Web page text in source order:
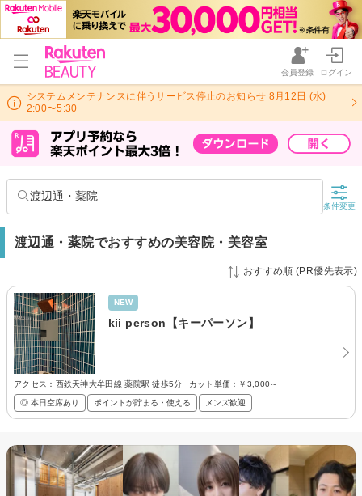
会員登録 ログイン
システムメンテナンスに伴うサービス停止のお知らせ 8月12日 (水)
2:00〜5:30
渡辺通・薬院
条件変更
渡辺通・薬院でおすすめの美容院・美容室
おすすめ順 (PR優先表示)
NEW
kii person【キーパーソン】
アクセス：西鉄天神大牟田線 薬院駅 徒歩5分 カット単価： ￥3,000～
◎ 本日空席あり ポイントが貯まる・使える メンズ歓迎